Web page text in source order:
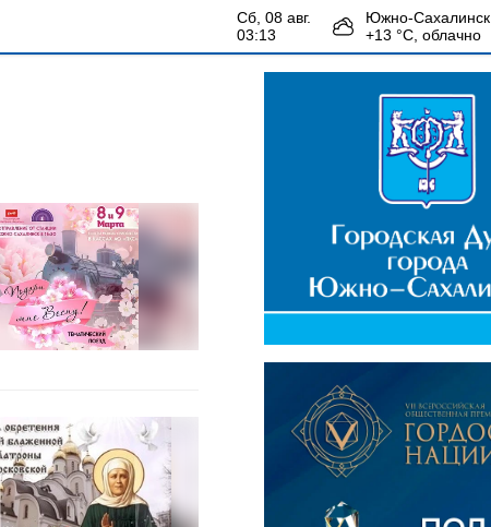
сб, 08 авг.
03:13
Южно-Сахалинск
+13 °С, облачно